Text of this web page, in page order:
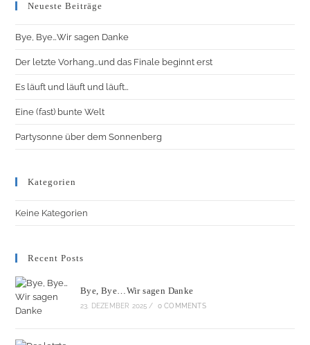
Neueste Beiträge
Bye, Bye…Wir sagen Danke
Der letzte Vorhang…und das Finale beginnt erst
Es läuft und läuft und läuft…
Eine (fast) bunte Welt
Partysonne über dem Sonnenberg
Kategorien
Keine Kategorien
Recent Posts
Bye, Bye…Wir sagen Danke
23. DEZEMBER 2025 / 0 COMMENTS